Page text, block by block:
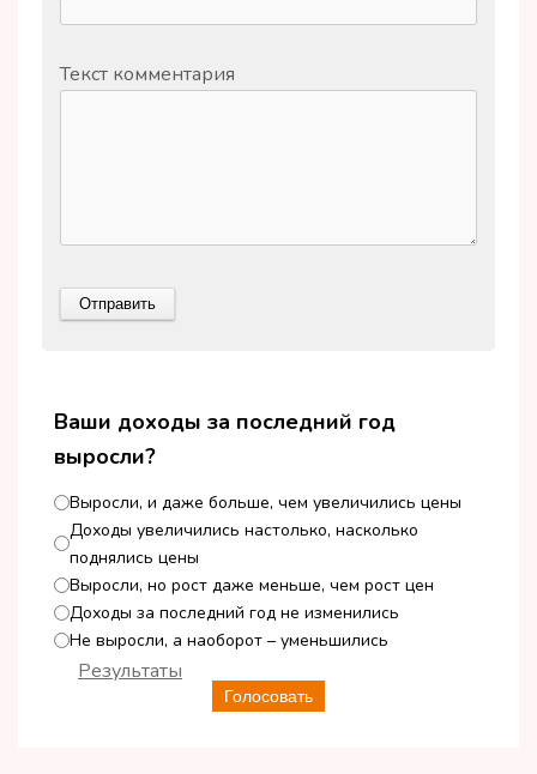
Текст комментария
Ваши доходы за последний год
выросли?
Выросли, и даже больше, чем увеличились цены
Доходы увеличились настолько, насколько
поднялись цены
Выросли, но рост даже меньше, чем рост цен
Доходы за последний год не изменились
Не выросли, а наоборот – уменьшились
Голосовать
Результаты